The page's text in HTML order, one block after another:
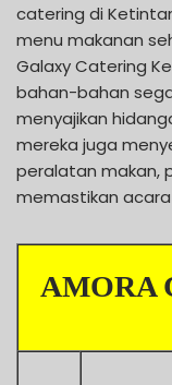
catering di
menu makanan
Galaxy Catering
bahan-bahan
menyajikan
mereka juga
peralatan makan,
memastikan
AMORA